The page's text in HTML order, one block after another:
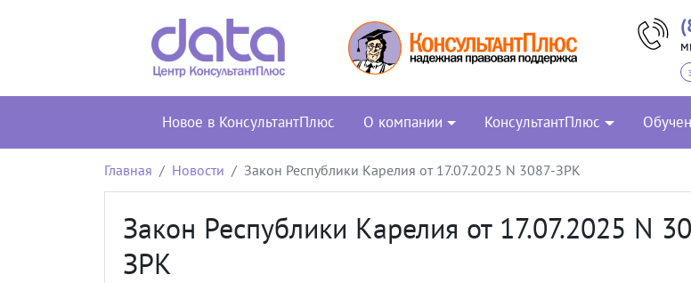
Новое в КонсультантПлюс О компании КонсультантПлюс
Главная Новости Закон Республики Карелия от 17.07.2025 N 3087-ЗРК
Закон Республики Карелия от 17.07.2025 N
ЗРК